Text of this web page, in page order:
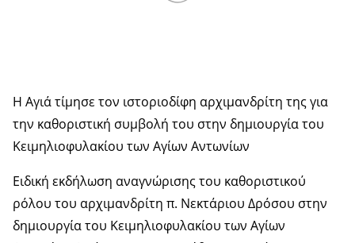
Η Αγιά τίμησε τον ιστοριοδίφη αρχιμανδρίτη της για
την καθοριστική συμβολή του στην δημιουργία του
Κειμηλιοφυλακίου των Αγίων Αντωνίων
Ειδική εκδήλωση αναγνώρισης του καθοριστικού
ρόλου του αρχιμανδρίτη π. Νεκτάριου Δρόσου στην
δημιουργία του Κειμηλιοφυλακίου των Αγίων